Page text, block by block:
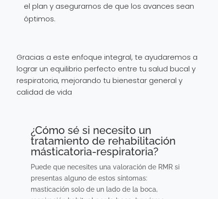
el plan y asegurarnos de que los avances sean
óptimos.
Gracias a este enfoque integral, te ayudaremos a
lograr un equilibrio perfecto entre tu salud bucal y
respiratoria, mejorando tu bienestar general y
calidad de vida
¿Cómo sé si necesito un
tratamiento de rehabilitación
másticatoria-respiratoria?
Puede que necesites una valoración de RMR si
presentas alguno de estos síntomas:
masticación solo de un lado de la boca,